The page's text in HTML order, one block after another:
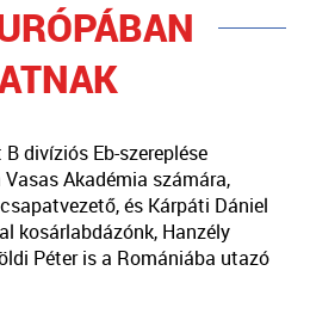
divíziós Eb-szereplése
Akadémia számára,
és Kárpáti Dániel
kosárlabdázónk, Hanzély
Péter is a Romániába utazó